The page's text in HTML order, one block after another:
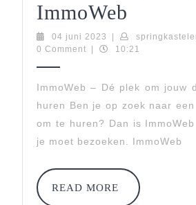
ImmoWeb
Aanbod
Op
04 juni 2023 04
juni
0 Comment
10:21
ImmoWeb – Dé plek om jouw
huren Ben je op zoek naar
om te huren? Dan is
je moet bezoeken. ImmoWeb
READ MORE
READ
MORE